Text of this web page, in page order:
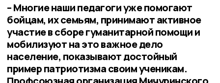
– Многие наши педагоги уже помогают
бойцам, их семьям, принимают активное
участие в сборе гуманитарной помощи и
мобилизуют на это важное дело
население, показывают достойный
пример патриотизма своим ученикам.